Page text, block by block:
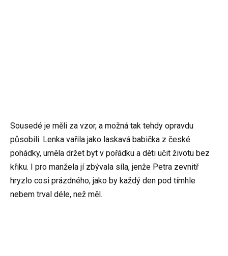
Sousedé je měli za vzor, a možná tak tehdy opravdu
působili. Lenka vařila jako laskavá babička z české
pohádky, uměla držet byt v pořádku a děti učit životu bez
křiku. I pro manžela jí zbývala síla, jenže Petra zevnitř
hryzlo cosi prázdného, jako by každý den pod tímhle
nebem trval déle, než měl.